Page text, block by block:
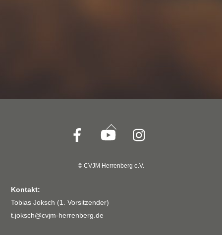
Back
To
© CVJM Herrenberg e.V.
Kontakt:
Tobias Joksch (1. Vorsitzender)
t.joksch@cvjm-herrenberg.de